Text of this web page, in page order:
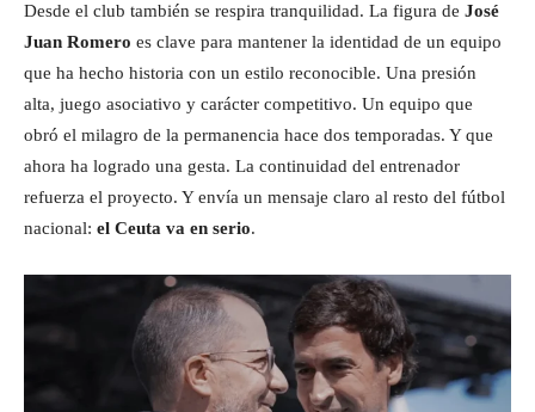
Desde el club también se respira tranquilidad. La figura de José
Juan Romero es clave para mantener la identidad de un equipo
que ha hecho historia con un estilo reconocible. Una presión
alta, juego asociativo y carácter competitivo. Un equipo que
obró el milagro de la permanencia hace dos temporadas. Y que
ahora ha logrado una gesta. La continuidad del entrenador
refuerza el proyecto. Y envía un mensaje claro al resto del fútbol
nacional: el Ceuta va en serio.